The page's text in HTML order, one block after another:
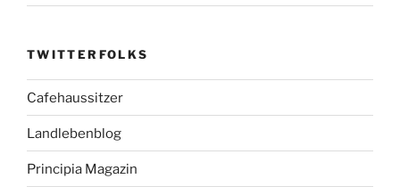
TWITTERFOLKS
Cafehaussitzer
Landlebenblog
Principia Magazin